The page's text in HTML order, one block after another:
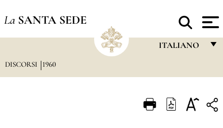
La SANTA SEDE
ITALIANO
ITALIANO
DISCORSI 1960